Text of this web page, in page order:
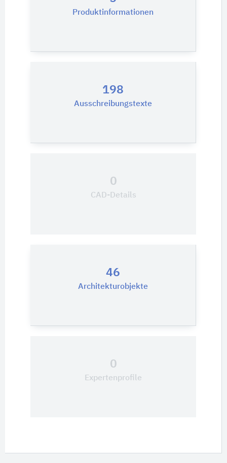
Produktinformationen
198
Ausschreibungstexte
0
CAD-Details
46
Architekturobjekte
0
Expertenprofile